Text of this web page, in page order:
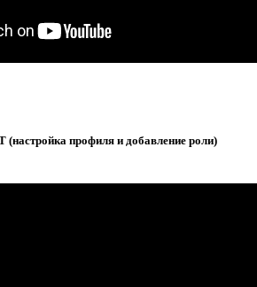
профиля и добавление роли)